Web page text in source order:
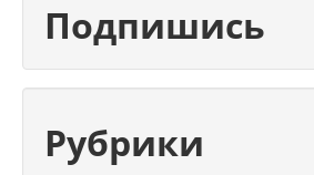
Подпишись
Рубрики